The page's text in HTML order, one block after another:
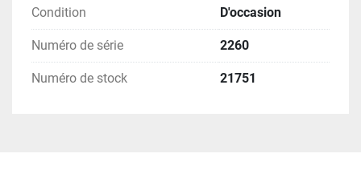
Condition D'occasion
Numéro de série 2260
Numéro de stock 21751